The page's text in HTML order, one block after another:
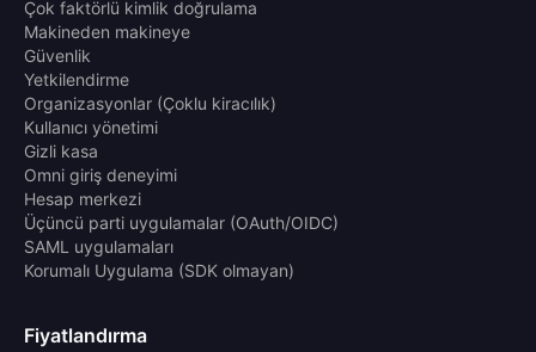
Çok faktörlü kimlik doğrulama
Makineden makineye
Güvenlik
Yetkilendirme
Organizasyonlar (Çoklu kiracılık)
Kullanıcı yönetimi
Gizli kasa
Omni giriş deneyimi
Hesap merkezi
Üçüncü parti uygulamalar (OAuth/OIDC)
SAML uygulamaları
Korumalı Uygulama (SDK olmayan)
Fiyatlandırma